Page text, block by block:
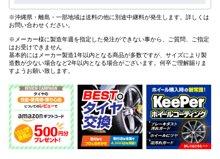
※沖縄県・離島・一部地域は送料の他に別途中継料が発生します。詳しくは
お問い合わせください。
※メーカー様に製造年週を指定した発注ができない事から、ご質問、ご指定
はお受けできません
基本的にはメーカー製造1年以内となる商品が多数ですが、サイズにより製
造数が少ない場合など2年以内となる場合がございます。何卒ご理解賜りま
すようお願い致します。